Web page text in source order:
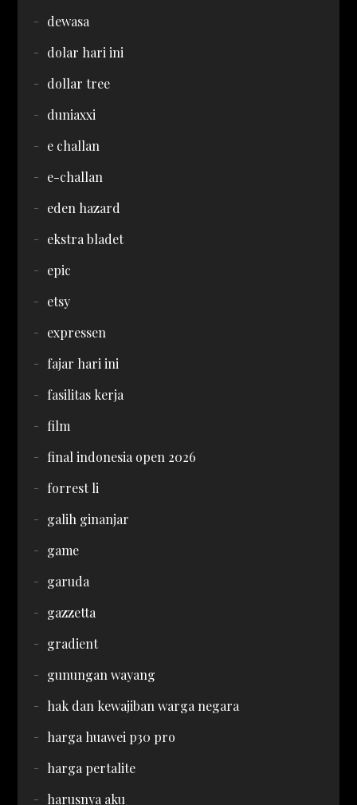
dewasa
dolar hari ini
dollar tree
duniaxxi
e challan
e-challan
eden hazard
ekstra bladet
epic
etsy
expressen
fajar hari ini
fasilitas kerja
film
final indonesia open 2026
forrest li
galih ginanjar
game
garuda
gazzetta
gradient
gunungan wayang
hak dan kewajiban warga negara
harga huawei p30 pro
harga pertalite
harusnya aku